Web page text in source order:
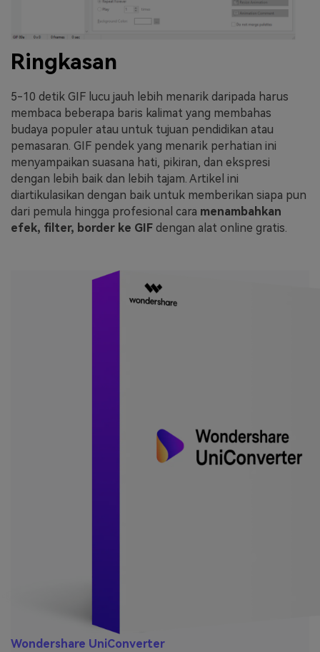
Ringkasan
5-10 detik GIF lucu jauh lebih menarik daripada harus
membaca beberapa baris kalimat yang membahas
budaya populer atau untuk tujuan pendidikan atau
pemasaran. GIF pendek yang menarik perhatian ini
menyampaikan suasana hati, pikiran, dan ekspresi
dengan lebih baik dan lebih tajam. Artikel ini
diartikulasikan dengan baik untuk memberikan siapa pun
dari pemula hingga profesional cara menambahkan
efek, filter, border ke GIF dengan alat online gratis.
Wondershare UniConverter